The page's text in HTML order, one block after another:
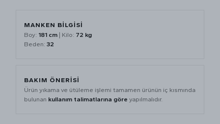
MANKEN BİLGİSİ
Boy: 181 cm | Kilo: 72 kg
Beden: 32
BAKIM ÖNERİSİ
Ürün yıkama ve ütüleme işlemi tamamen ürünün iç kısmında
bulunan kullanım talimatlarına göre yapılmalıdır.